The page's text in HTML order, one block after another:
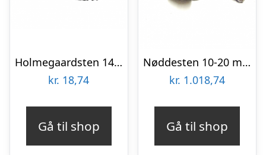
Holmegaardsten 14x21x14 cm – Kantblokke – Sort/Antracit
kr. 18,74
Gå til shop
Nøddesten 10-20 mm – Big Bag 500 kg
kr. 1.018,74
Gå til shop